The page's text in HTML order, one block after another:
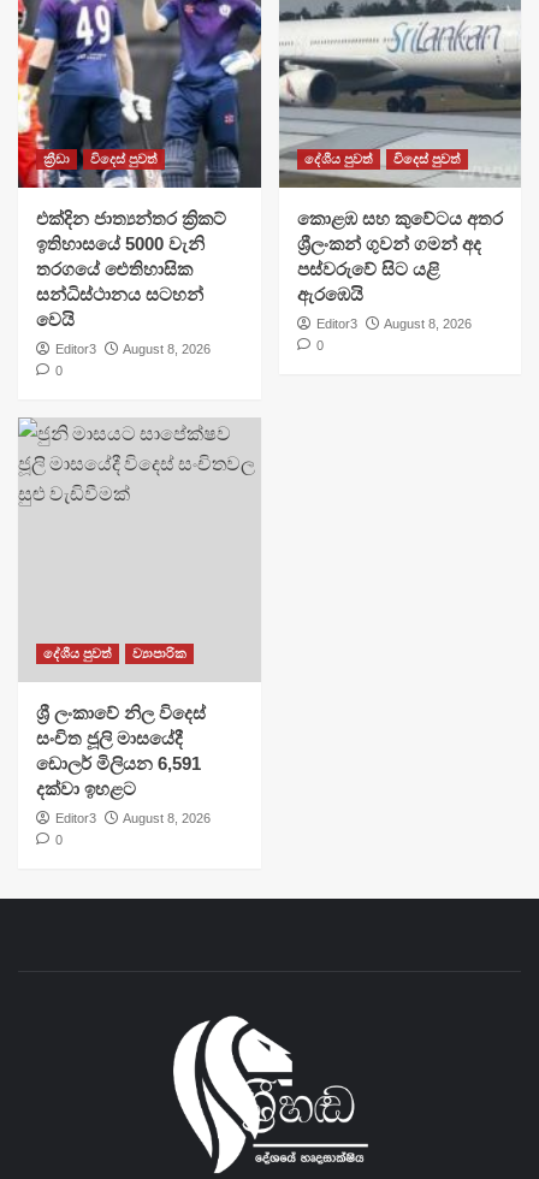
ක්‍රීඩා විදෙස් පුවත්
එක්දින ජාත්‍යන්තර ක්‍රිකට්
ඉතිහාසයේ 5000 වැනි
තරගයේ ඓතිහාසික
සන්ධිස්ථානය සටහන්
වෙයි
Editor3
August 8, 2026
0
දේශීය පුවත් විදෙස් පුවත්
​කොළඹ සහ කුවේටය අතර
ශ්‍රීලංකන් ගුවන් ගමන් අද
පස්වරුවේ සිට යළි
ඇරඹෙයි
Editor3
August 8, 2026
0
දේශීය පුවත් ව්‍යාපාරික
ශ්‍රී ලංකාවේ නිල විදෙස්
සංචිත ජූලි මාසයේදී
ඩොලර් මිලියන 6,591
දක්වා ඉහළට
Editor3
August 8, 2026
0